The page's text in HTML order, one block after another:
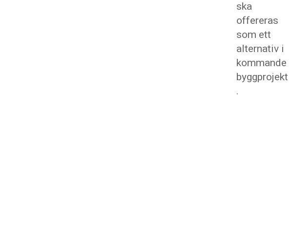
ska
offereras
som ett
alternativ i
kommande
byggprojekt
.